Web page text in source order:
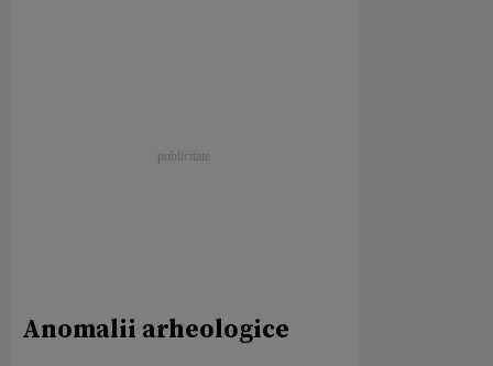
Anomalii arheologice